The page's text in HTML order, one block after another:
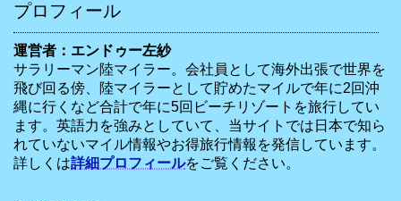
プロフィール
運営者：エンドゥー左紗
サラリーマン陸マイラー。会社員として海外出張で世界を
飛び回る傍、陸マイラーとして貯めたマイルで年に2回沖
縄に行くなど合計で年に5回ビーチリゾートを旅行してい
ます。英語力を強みとしていて、当サイトでは日本で知ら
れていないマイル情報やお得旅行情報を発信しています。
詳しくは詳細プロフィールをご覧ください。